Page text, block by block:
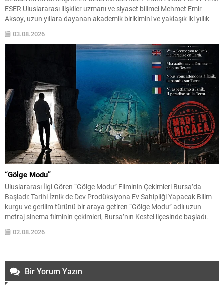
ESER Uluslararası ilişkiler uzmanı ve siyaset bilimci Mehmet Emir
Aksoy, uzun yıllara dayanan akademik birikimini ve yaklaşık iki yıllık
yoğun araştırma sürecini yeni kitabında bir araya getirdi.
“Haganah’tan Mossad’a: İsrail Güvenlik Doktrininin Doğuşu” adlı eser,
İsrail’in güvenlik anlayışının tarihsel gelişimini, istihbarat
03.08.2026
“Gölge Modu”
Uluslararası İlgi Gören “Gölge Modu” Filminin Çekimleri Bursa’da
Başladı: Tarihi İznik de Dev Prodüksiyona Ev Sahipliği Yapacak Bilim
kurgu ve gerilim türünü bir araya getiren “Gölge Modu” adlı uzun
metraj sinema filminin çekimleri, Bursa’nın Kestel ilçesinde başladı.
Henüz hazırlık sürecindeyken uluslararası sinema çevrelerinin
dikkatini çekmeyi başaran yapım, hem güçlü oyuncu...
02.08.2026
Bir Yorum Yazın